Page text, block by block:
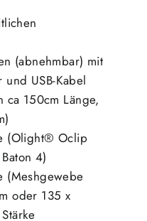
(abnehmbar) mit
USB-Kabel
ca 150cm Länge,
(Olight® Oclip
4)
(Meshgewebe
oder 135 x